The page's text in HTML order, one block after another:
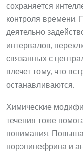
сохраняется
контроля времени.
деятельно
интервалов,
связанных с
влечет тому, что
останавливаются.
Химические
течения тоже
понимания.
норэпинефрина и